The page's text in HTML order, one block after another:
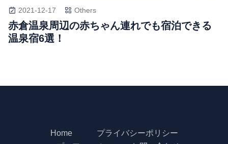
2021-12-17 Others
赤倉温泉周辺の赤ちゃん連れでも宿泊できる
温泉宿6選！
Home
プライバシーポリシー